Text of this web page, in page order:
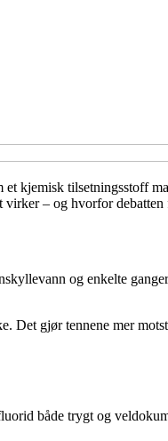
kjemisk tilsetningsstoff
– og hvorfor debatten
og enkelte
Det gjør tennene mer
både trygt og